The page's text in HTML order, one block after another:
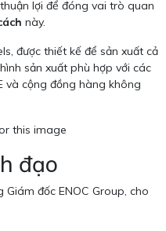
lợi để đóng vai trò quan
này.
được thiết kế để sản xuất cả
sản xuất phù hợp với các
và cộng đồng hàng không
đạo
Giám đốc ENOC Group, cho